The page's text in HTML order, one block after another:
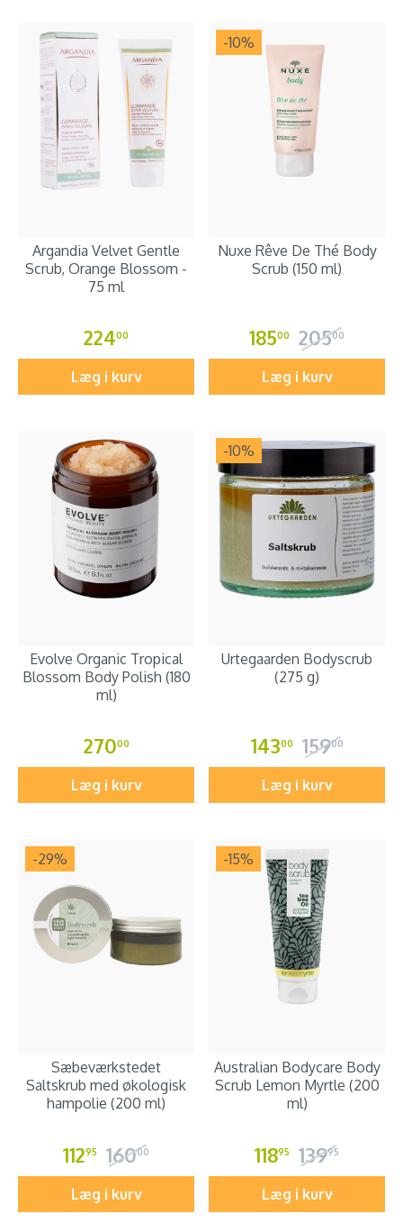
Argandia Velvet Gentle
Scrub, Orange Blossom -
75 ml
22400
Læg i kurv
-10%
Nuxe Rêve De Thé Body
Scrub (150 ml)
18500 20500
Læg i kurv
Evolve Organic Tropical
Blossom Body Polish (180
ml)
27000
Læg i kurv
-10%
Urtegaarden Bodyscrub
(275 g)
14300 15900
Læg i kurv
-29%
Sæbeværkstedet
Saltskrub med økologisk
hampolie (200 ml)
11295 16000
Læg i kurv
-15%
Australian Bodycare Body
Scrub Lemon Myrtle (200
ml)
11895 13995
Læg i kurv